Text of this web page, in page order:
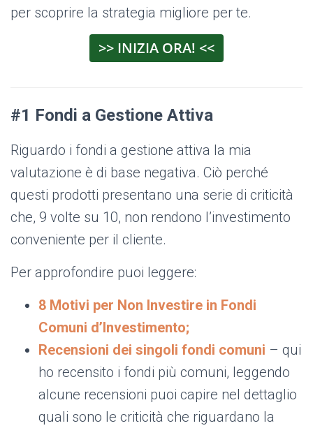
per scoprire la strategia migliore per te.
>> INIZIA ORA! <<
#1 Fondi a Gestione Attiva
Riguardo i fondi a gestione attiva la mia
valutazione è di base negativa. Ciò perché
questi prodotti presentano una serie di criticità
che, 9 volte su 10, non rendono l’investimento
conveniente per il cliente.
Per approfondire puoi leggere:
8 Motivi per Non Investire in Fondi
Comuni d’Investimento;
Recensioni dei singoli fondi comuni – qui
ho recensito i fondi più comuni, leggendo
alcune recensioni puoi capire nel dettaglio
quali sono le criticità che riguardano la